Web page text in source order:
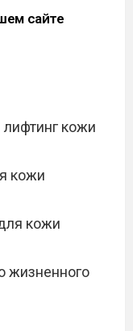
сайте
кожи
кожи
кожи
жизненного